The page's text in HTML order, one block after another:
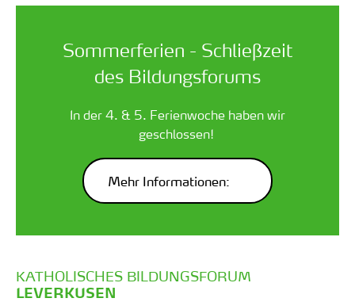
Sommerferien - Schließzeit
des Bildungsforums
In der 4. & 5. Ferienwoche haben wir
geschlossen!
Mehr Informationen:
KATHOLISCHES BILDUNGSFORUM
LEVERKUSEN